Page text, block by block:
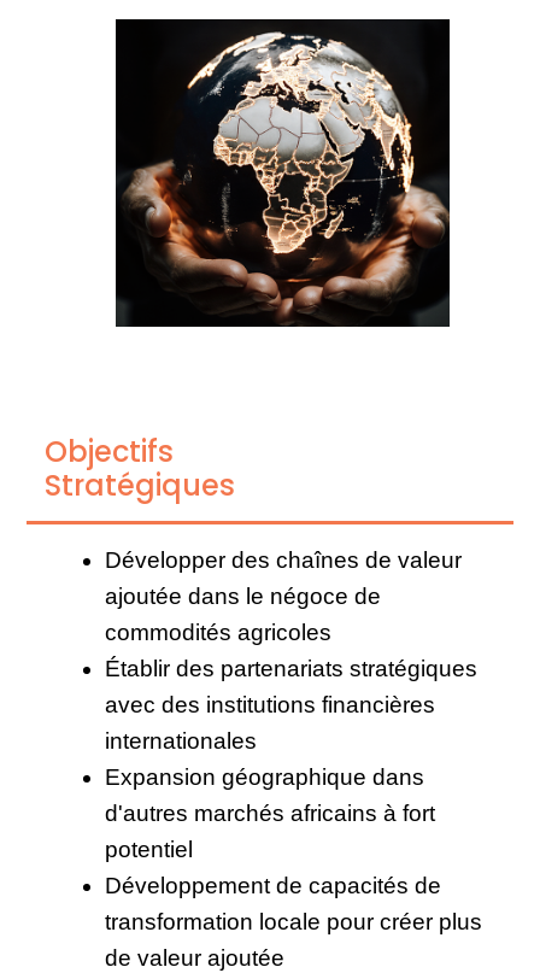
Objectifs
Stratégiques
Développer des chaînes de valeur
ajoutée dans le négoce de
commodités agricoles
Établir des partenariats stratégiques
avec des institutions financières
internationales
Expansion géographique dans
d'autres marchés africains à fort
potentiel
Développement de capacités de
transformation locale pour créer plus
de valeur ajoutée